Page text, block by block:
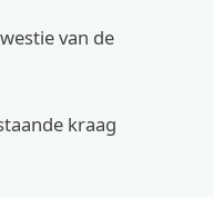
van de
kraag